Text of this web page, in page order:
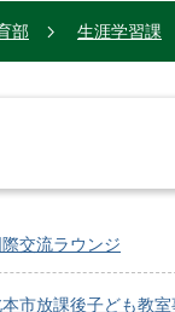
部 生涯学習課
際交流ラウンジ
市放課後子ども教